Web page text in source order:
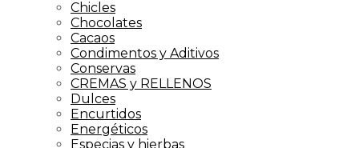
Chicles
Chocolates
Cacaos
Condimentos y Aditivos
Conservas
CREMAS y RELLENOS
Dulces
Encurtidos
Energéticos
Especias y hierbas